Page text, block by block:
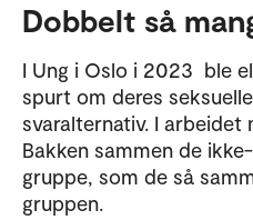
Dobbelt så
I Ung i Oslo i 2023 ble
spurt om deres
svaralternativ. I arbeidet
Bakken sammen de
gruppe, som de så
gruppen.